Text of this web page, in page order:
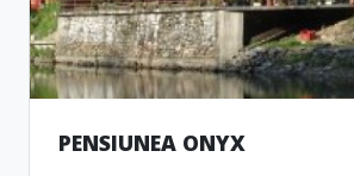
PENSIUNEA ONYX